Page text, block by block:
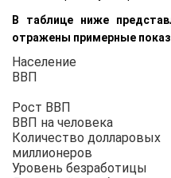
В таблице ниже
отражены примерные
Население
ВВП
Рост ВВП
ВВП на человека
Количество долларовых
миллионеров
Уровень безработицы